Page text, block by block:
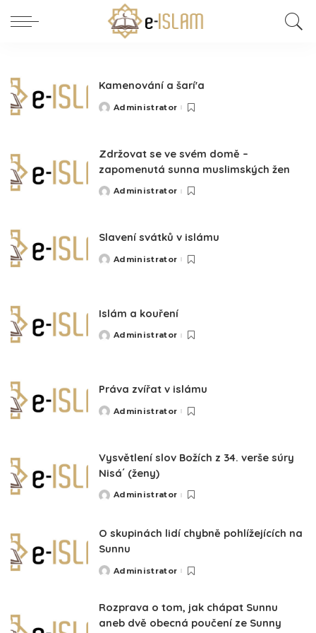
Kamenování a šarí'a
Posted
Administrator
Zdržovat se ve svém domě –
zapomenutá sunna muslimských žen
Posted
Administrator
Slavení svátků v islámu
Posted
Administrator
Islám a kouření
Posted
Administrator
Práva zvířat v islámu
Posted
Administrator
Vysvětlení slov Božích z 34. verše súry
Nisá´ (ženy)
Posted
Administrator
O skupinách lidí chybně pohlížejících na
Sunnu
Posted
Administrator
Rozprava o tom, jak chápat Sunnu
aneb dvě obecná poučení ze Sunny